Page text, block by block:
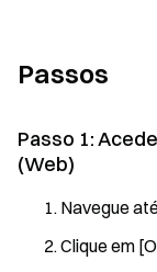
Passos
Passo 1:
(Web)
Navegue
Clique em